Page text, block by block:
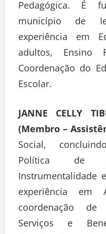
Pedagógica. É
município de
experiência em
adultos, Ensino
Coordenação do
Escolar.
JANNE CELLY
(Membro –
Social,
Política de
Instrumentalidade
experiência em
coordenação de
Serviços e